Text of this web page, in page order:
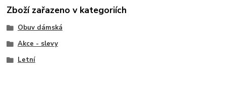
Zboží zařazeno v kategoriích
Obuv dámská
Akce - slevy
Letní